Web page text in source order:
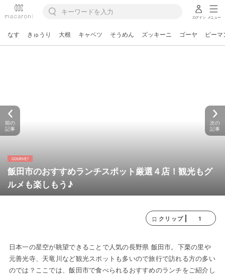
ログイン メニュー
なす きゅうり 大根 キャベツ そうめん ズッキーニ ゴーヤ ピーマ
飯田市のおすすめランチスポット厳選４店！観光もグ
ルメも楽しもう♪
前の
記事
次の
記事
クリップ 1
日本一の星空が眺望できることで人気の長野県 飯田市。下栗の里や
元善光寺、天竜川など観光スポットも多いので旅行で訪れる方の多い
のでは？ここでは、飯田市で食べられるおすすめのランチをご紹介し